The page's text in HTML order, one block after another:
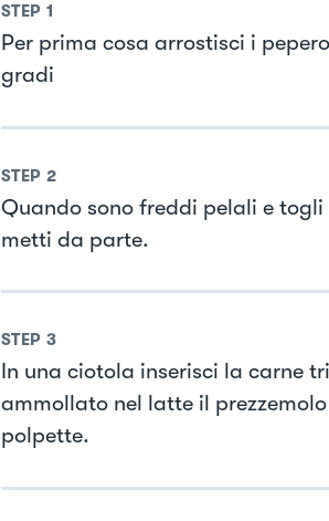
STEP 1
Per prima cosa arrostisci i
gradi
STEP 2
Quando sono freddi pelali e
metti da parte.
STEP 3
In una ciotola inserisci la carne
ammollato nel latte il
polpette.